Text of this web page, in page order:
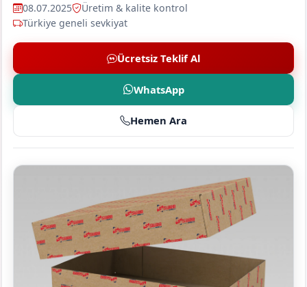
08.07.2025
Üretim & kalite kontrol
Türkiye geneli sevkiyat
Ücretsiz Teklif Al
WhatsApp
Hemen Ara